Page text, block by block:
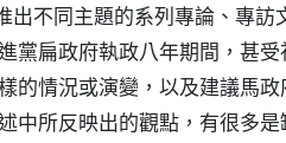
不同主題的系列專論、專訪
黨扁政府執政八年期間，甚
的情況或演變，以及建議馬
中所反映出的觀點，有很多